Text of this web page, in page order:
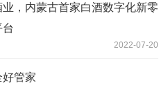
，内蒙古首家白酒数字化新零
2022-07-20
好管家